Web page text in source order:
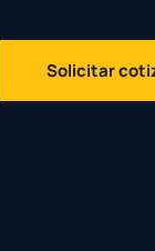
Solicitar